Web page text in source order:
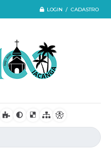
LOGIN / CADASTRO